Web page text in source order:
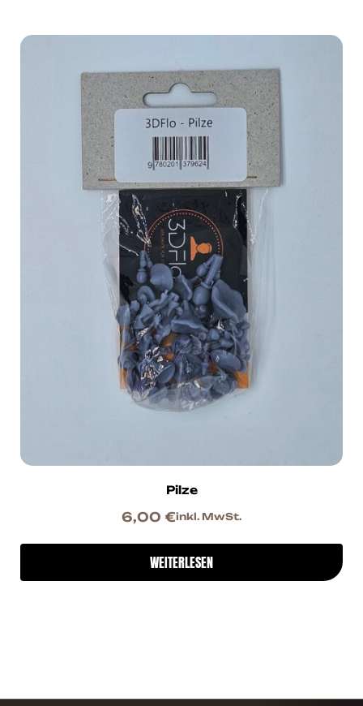
Pilze
6,00 €inkl. MwSt.
WEITERLESEN